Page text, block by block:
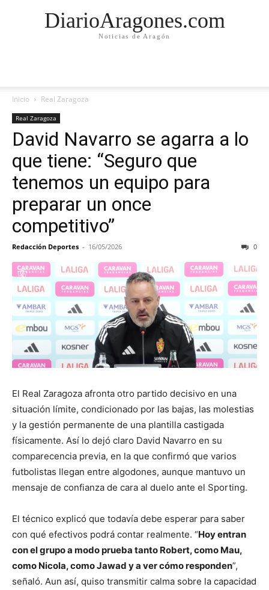
DiarioAragones.com
Noticias de Aragón
Inicio Real Zaragoza
Real Zaragoza
David Navarro se agarra a lo
que tiene: “Seguro que
tenemos un equipo para
preparar un once
competitivo”
Redacción Deportes - 16/05/2026 0
El Real Zaragoza afronta otro partido decisivo en una
situación límite, condicionado por las bajas, las molestias
y la gestión permanente de una plantilla castigada
físicamente. Así lo dejó claro David Navarro en su
comparecencia previa, en la que confirmó que varios
futbolistas llegan entre algodones, aunque mantuvo un
mensaje de confianza de cara al duelo ante el Sporting.
El técnico explicó que todavía debe esperar para saber
con qué efectivos podrá contar realmente. “Hoy entran
con el grupo a modo prueba tanto Robert, como Mau,
como Nicola, como Jawad y a ver cómo responden”,
señaló. Aun así, quiso transmitir calma sobre la capacidad